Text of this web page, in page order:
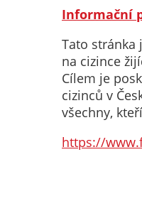
Informační
Tato stránka
na cizince
Cílem je
cizinců v
všechny,
https://